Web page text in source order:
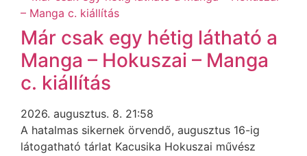
Már csak egy hétig látható a
Manga – Hokuszai – Manga
c. kiállítás
2026. augusztus. 8. 21:58
A hatalmas sikernek örvendő, augusztus 16-ig
látogatható tárlat Kacusika Hokuszai művész